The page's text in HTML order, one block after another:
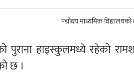
पुराना हाइस्कुलमध्ये रहेको
छ ।